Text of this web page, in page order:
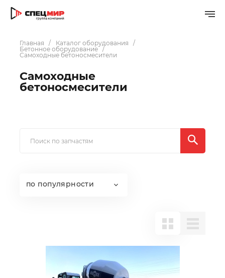
Главная
Каталог оборудования
Бетонное оборудование
Самоходные бетоносмесители
Самоходные
бетоносмесители
по популярности